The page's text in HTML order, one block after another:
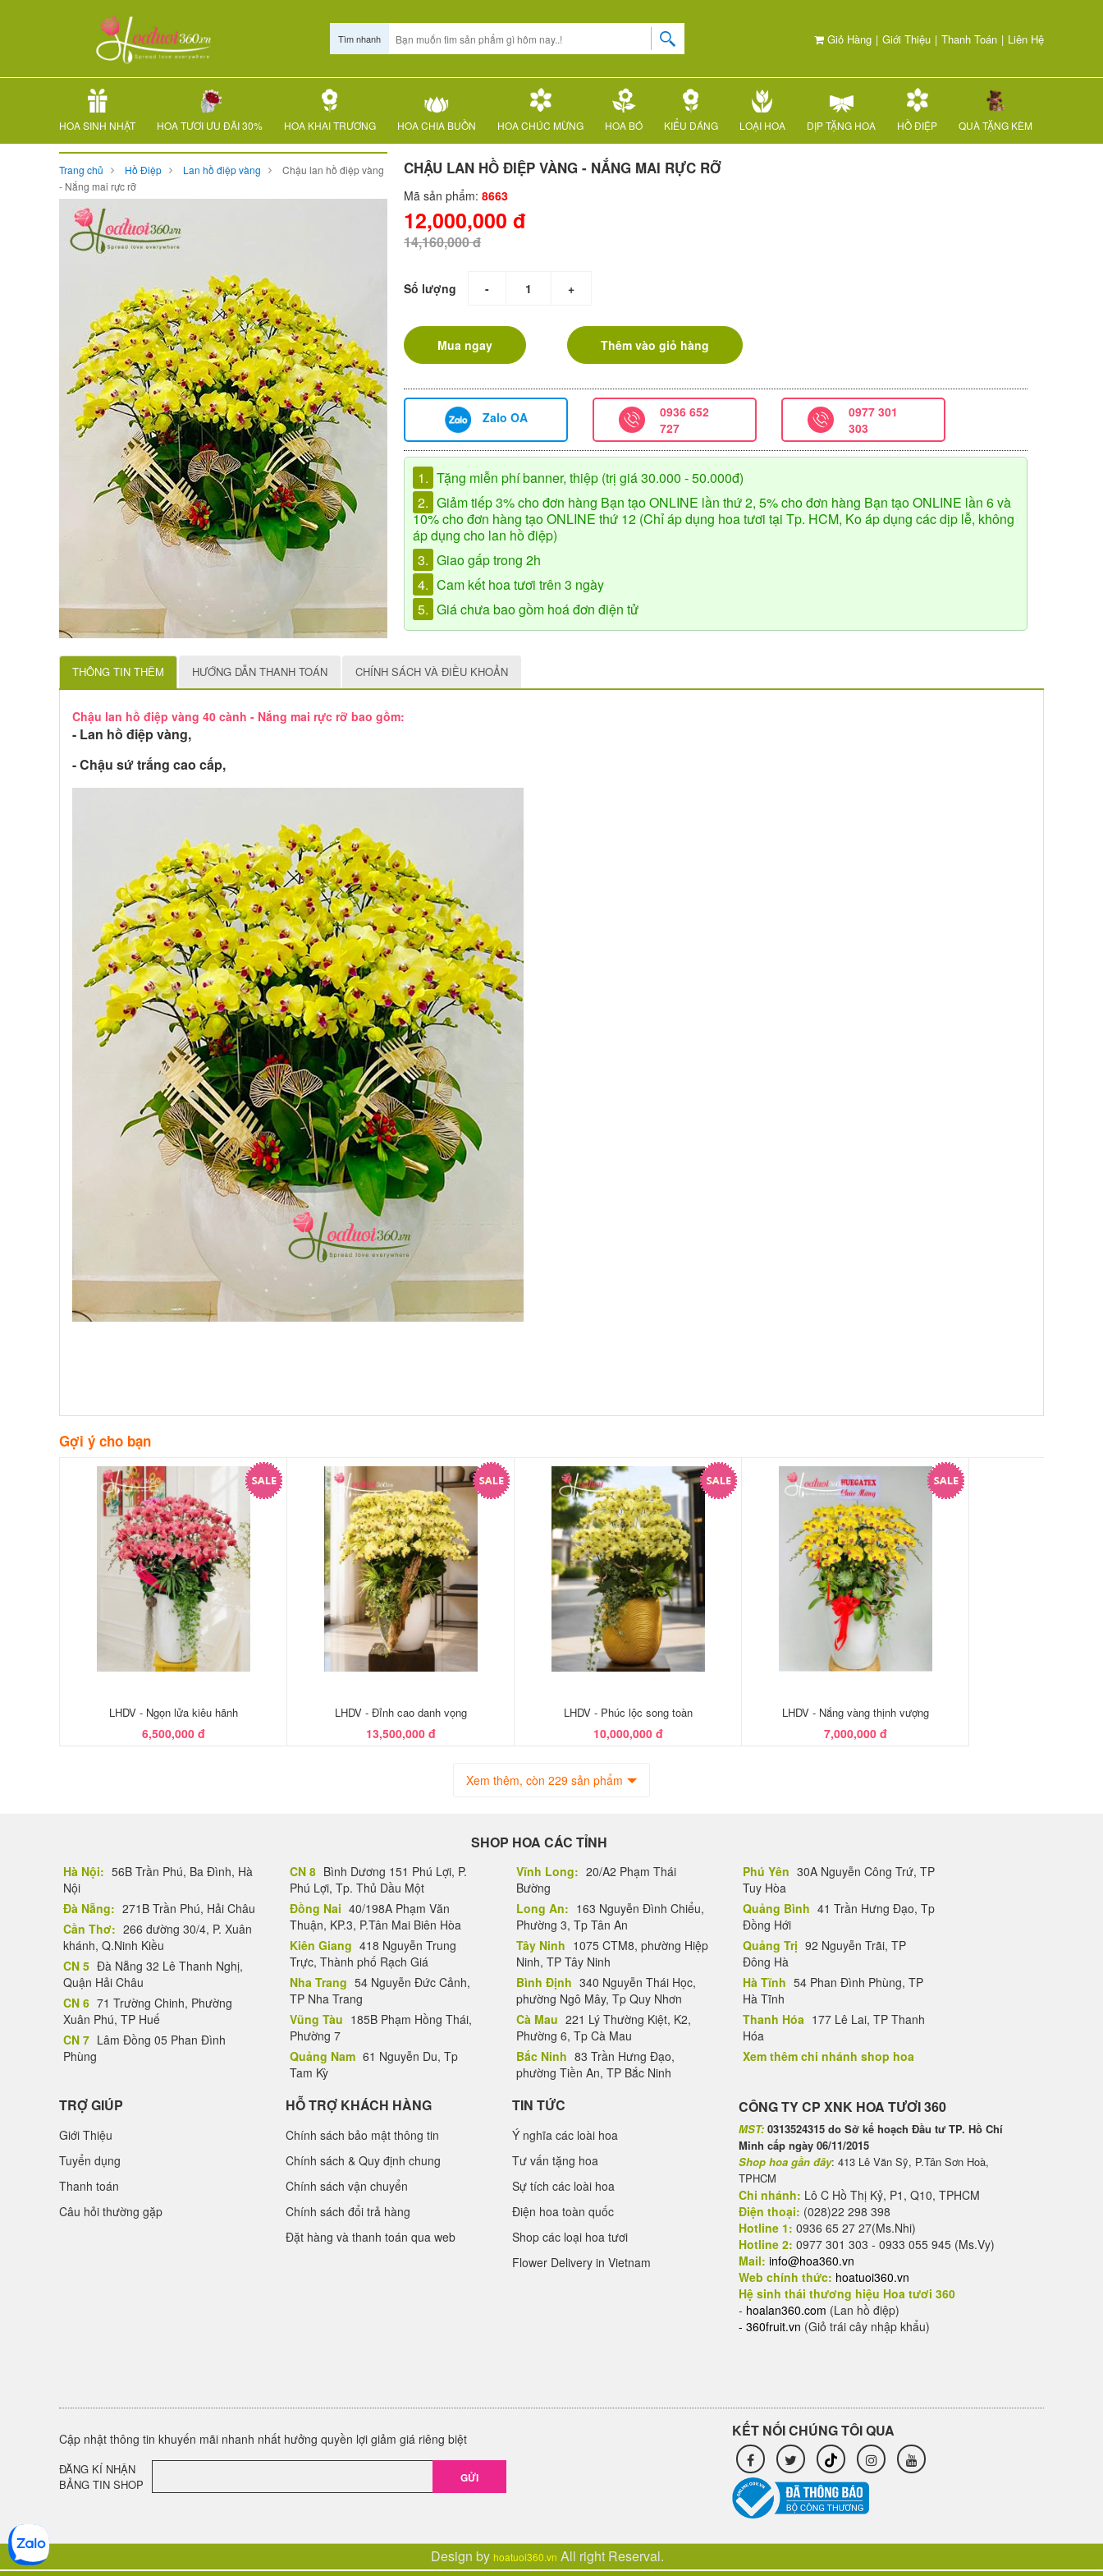
Giỏ Hàng | Giới Thiệu | Thanh Toán | Liên Hệ
Tìm nhanh
HOA SINH NHẬT HOA TƯƠI ƯU ĐÃI 30% HOA KHAI TRƯƠNG HOA CHIA BUỒN HOA CHÚC MỪNG HOA BÓ KIỂU DÁNG LOẠI HOA DỊP TẶNG HOA HỒ ĐIỆP QUÀ TẶNG KÈM
Trang chủ Hồ Điệp Lan hồ điệp vàng
Chậu lan hồ điệp vàng
- Nắng mai rực rỡ
CHẬU LAN HỒ ĐIỆP VÀNG - NẮNG MAI RỰC RỠ
Mã sản phẩm: 8663
12,000,000 đ
14,160,000 đ
Số lượng - +
Mua ngay Thêm vào giỏ hàng
Zalo OA
0936 652
727
0977 301
303
1. Tặng miễn phí banner, thiệp (trị giá 30.000 - 50.000đ)
2. Giảm tiếp 3% cho đơn hàng Bạn tạo ONLINE lần thứ 2, 5% cho đơn hàng Bạn tạo ONLINE lần 6 và
10% cho đơn hàng tạo ONLINE thứ 12 (Chỉ áp dụng hoa tươi tại Tp. HCM, Ko áp dụng các dịp lễ, không
áp dụng cho lan hồ điệp)
3. Giao gấp trong 2h
4. Cam kết hoa tươi trên 3 ngày
5. Giá chưa bao gồm hoá đơn điện tử
THÔNG TIN THÊM HƯỚNG DẪN THANH TOÁN CHÍNH SÁCH VÀ ĐIỀU KHOẢN
Chậu lan hồ điệp vàng 40 cành - Nắng mai rực rỡ bao gồm:
- Lan hồ điệp vàng,
- Chậu sứ trắng cao cấp,
Gợi ý cho bạn
LHDV - Ngọn lửa kiêu hãnh
6,500,000 đ
LHDV - Đỉnh cao danh vọng
13,500,000 đ
LHDV - Phúc lộc song toàn
10,000,000 đ
LHDV - Nắng vàng thịnh vượng
7,000,000 đ
Xem thêm, còn 229 sản phẩm
SHOP HOA CÁC TỈNH
Hà Nội: 56B Trần Phú, Ba Đình, Hà
Nội
Đà Nẵng: 271B Trần Phú, Hải Châu
Cần Thơ: 266 đường 30/4, P. Xuân
khánh, Q.Ninh Kiều
CN 5 Đà Nẵng 32 Lê Thanh Nghị,
Quận Hải Châu
CN 6 71 Trường Chinh, Phường
Xuân Phú, TP Huế
CN 7 Lâm Đồng 05 Phan Đình
Phùng
CN 8 Bình Dương 151 Phú Lợi, P.
Phú Lợi, Tp. Thủ Dầu Một
Đồng Nai 40/198A Phạm Văn
Thuận, KP.3, P.Tân Mai Biên Hòa
Kiên Giang 418 Nguyễn Trung
Trực, Thành phố Rạch Giá
Nha Trang 54 Nguyễn Đức Cảnh,
TP Nha Trang
Vũng Tàu 185B Phạm Hồng Thái,
Phường 7
Quảng Nam 61 Nguyễn Du, Tp
Tam Kỳ
Vĩnh Long: 20/A2 Phạm Thái
Bường
Long An: 163 Nguyễn Đình Chiểu,
Phường 3, Tp Tân An
Tây Ninh 1075 CTM8, phường Hiệp
Ninh, TP Tây Ninh
Bình Định 340 Nguyễn Thái Học,
phường Ngô Mây, Tp Quy Nhơn
Cà Mau 221 Lý Thường Kiệt, K2,
Phường 6, Tp Cà Mau
Bắc Ninh 83 Trần Hưng Đạo,
phường Tiền An, TP Bắc Ninh
Phú Yên 30A Nguyễn Công Trứ, TP
Tuy Hòa
Quảng Bình 41 Trần Hưng Đạo, Tp
Đồng Hới
Quảng Trị 92 Nguyễn Trãi, TP
Đông Hà
Hà Tĩnh 54 Phan Đình Phùng, TP
Hà Tĩnh
Thanh Hóa 177 Lê Lai, TP Thanh
Hóa
Xem thêm chi nhánh shop hoa
TRỢ GIÚP
Giới Thiệu
Tuyển dụng
Thanh toán
Câu hỏi thường gặp
HỖ TRỢ KHÁCH HÀNG
Chính sách bảo mật thông tin
Chính sách & Quy định chung
Chính sách vận chuyển
Chính sách đổi trả hàng
Đặt hàng và thanh toán qua web
TIN TỨC
Ý nghĩa các loài hoa
Tư vấn tặng hoa
Sự tích các loài hoa
Điện hoa toàn quốc
Shop các loại hoa tươi
Flower Delivery in Vietnam
CÔNG TY CP XNK HOA TƯƠI 360
MST: 0313524315 do Sở kế hoạch Đầu tư TP. Hồ Chí
Minh cấp ngày 06/11/2015
Shop hoa gần đây: 413 Lê Văn Sỹ, P.Tân Sơn Hoà,
TPHCM
Chi nhánh: Lô C Hồ Thị Kỷ, P1, Q10, TPHCM
Điện thoại: (028)22 298 398
Hotline 1: 0936 65 27 27(Ms.Nhi)
Hotline 2: 0977 301 303 - 0933 055 945 (Ms.Vy)
Mail: info@hoa360.vn
Web chính thức: hoatuoi360.vn
Hệ sinh thái thương hiệu Hoa tươi 360
- hoalan360.com (Lan hồ điệp)
- 360fruit.vn (Giỏ trái cây nhập khẩu)
Cập nhật thông tin khuyến mãi nhanh nhất hưởng quyền lợi giảm giá riêng biệt
ĐĂNG KÍ NHẬN
BẢNG TIN SHOP
GỬI
KẾT NỐI CHÚNG TÔI QUA
Design by hoatuoi360.vn All right Reserval.